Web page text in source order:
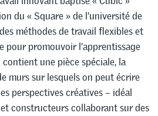
du « Square » de l’université de
méthodes de travail flexibles et
pour promouvoir l’apprentissage
une pièce spéciale, la
murs sur lesquels on peut écrire
perspectives créatives – idéal
constructeurs collaborant sur des